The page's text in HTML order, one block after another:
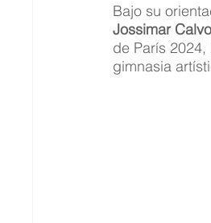
Bajo su
Jossimar Calvo
de París
gimnasia